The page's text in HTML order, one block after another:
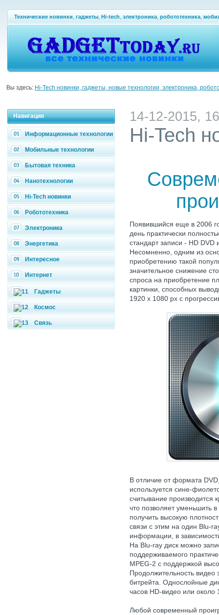
Технические новинки гаджеты Hi-tech электроника робототехника
Вы здесь: Hi-Tech новинки, гаджеты, новые технологии, электроника,
Навигация
Информационные технологии
Мобильные технологии
Бытовая техника
Нанотехнологии
Hi-Tech новинки
Робототехника
Электроника
Энергетика
Интересное
Интернет
Гаджеты
Космос
Связь
14-12-2015,
Hi-Tech
Появившийся еще в 2006
день практически
стандарт записи - HD
Несомненно, одним из
приобретению такой
значительное снижение
спроса на приобретение
картинки, способных
1920 х 1080 px с
В отличие от формата
используется сине-
считывание
что позволяет уменьшить
получить высокую
связи с этим на один Blu-
информации, в
На Blu-ray диск можно
поддерживаемого
MPEG-2 с поддержкой
Продолжительность видео
битрейта. Однослойные
часов HD-видео или около
Любой современный